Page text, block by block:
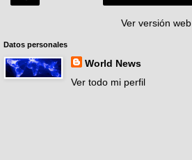
Ver versión web
Datos personales
World News
Ver todo mi perfil